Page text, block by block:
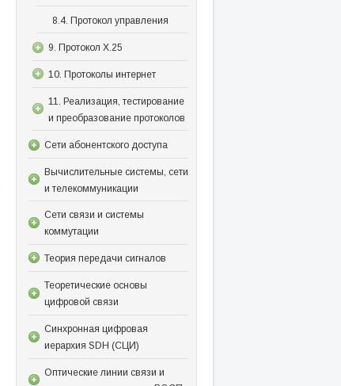
8.4. Протокол управления
9. Протокол Х.25
10. Протоколы интернет
11. Реализация, тестирование
и преобразование протоколов
Сети абонентского доступа
Вычислительные системы, сети
и телекоммуникации
Сети связи и системы
коммутации
Теория передачи сигналов
Теоретические основы
цифровой связи
Синхронная цифровая
иерархия SDH (СЦИ)
Оптические линии связи и